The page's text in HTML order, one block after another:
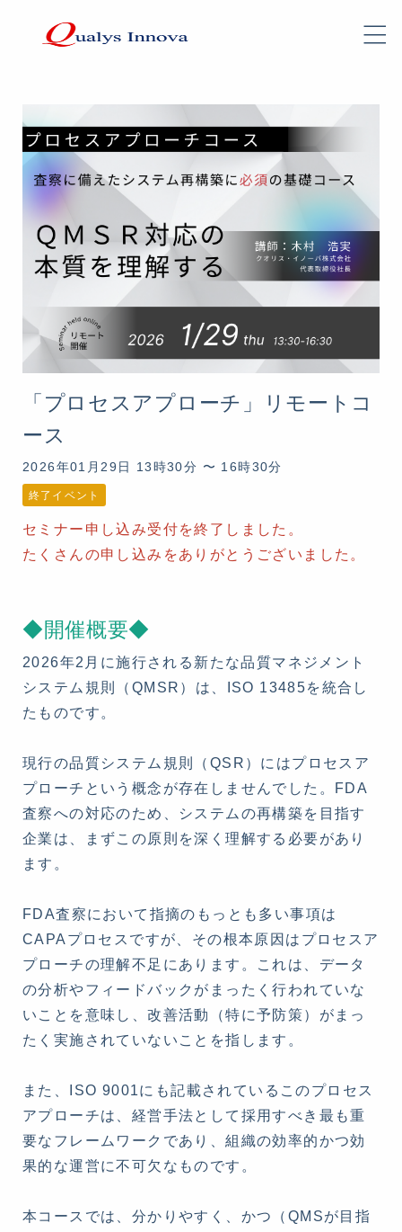
「プロセスアプローチ」リモートコ
ース
2026年01月29日 13時30分 〜 16時30分
終了イベント
セミナー申し込み受付を終了しました。
たくさんの申し込みをありがとうございました。
◆開催概要◆
2026年2月に施行される新たな品質マネジメント
システム規則（QMSR）は、ISO 13485を統合し
たものです。
現行の品質システム規則（QSR）にはプロセスア
プローチという概念が存在しませんでした。FDA
査察への対応のため、システムの再構築を目指す
企業は、まずこの原則を深く理解する必要があり
ます。
FDA査察において指摘のもっとも多い事項は
CAPAプロセスですが、その根本原因はプロセスア
プローチの理解不足にあります。これは、データ
の分析やフィードバックがまったく行われていな
いことを意味し、改善活動（特に予防策）がまっ
たく実施されていないことを指します。
また、ISO 9001にも記載されているこのプロセス
アプローチは、経営手法として採用すべき最も重
要なフレームワークであり、組織の効率的かつ効
果的な運営に不可欠なものです。
本コースでは、分かりやすく、かつ（QMSが目指